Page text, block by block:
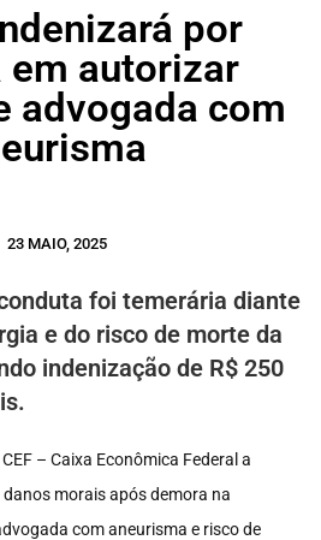
por
em autorizar
advogada com
23 MAIO, 2025
foi temerária diante
e do risco de morte da
indenização de R$ 250
– Caixa Econômica Federal a
morais após demora na
com aneurisma e risco de